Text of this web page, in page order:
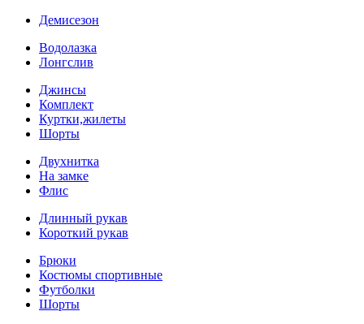
Демисезон
Водолазка
Лонгслив
Джинсы
Комплект
Куртки,жилеты
Шорты
Двухнитка
На замке
Флис
Длинный рукав
Короткий рукав
Брюки
Костюмы спортивные
Футболки
Шорты